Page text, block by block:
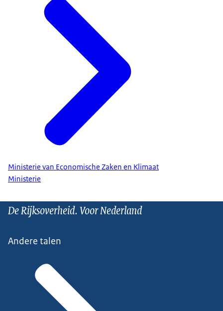
Ministerie van Economische Zaken en Klimaat
Ministerie
De Rijksoverheid. Voor Nederland
Andere talen